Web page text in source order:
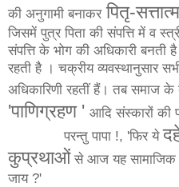
की अनुगामी बनाकर पितृ-
जिसमें पुत्र पिता की संपत्ति में व
संपत्ति के भोग की अधिकारी
रहती है । चक्रीय व्यवस्थानुसार
अधिकारिणी रहतीं हैं। तब समाज के
'पाणिग्रहण' आदि संस्कारों की
परन्तु पापा !, 'फिर ये
कुप्रथाओंसे आज यह सामाजिक
जाय ?'